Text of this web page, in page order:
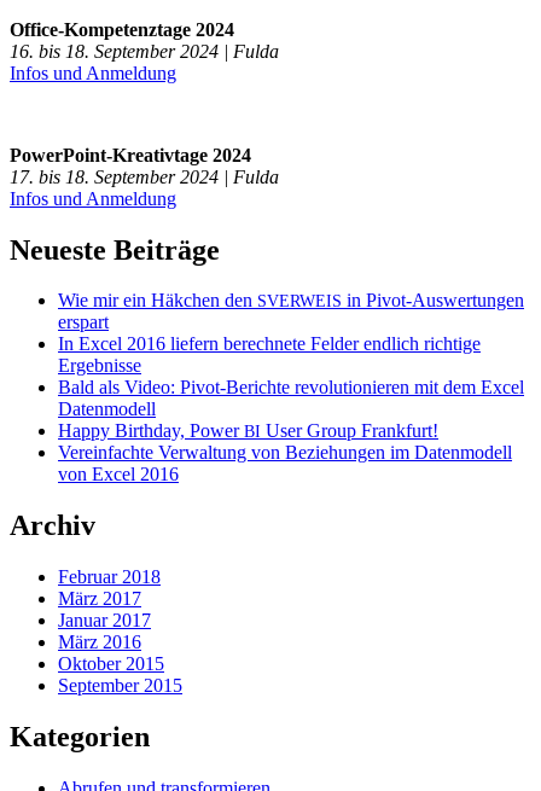
Office-Kompetenztage 2024
16. bis 18. September 2024 | Fulda
Infos und Anmeldung
PowerPoint-Kreativtage 2024
17. bis 18. September 2024 | Fulda
Infos und Anmeldung
Neueste Beiträge
Wie mir ein Häkchen den SVERWEIS in Pivot-Auswertungen
erspart
In Excel 2016 liefern berechnete Felder endlich richtige
Ergebnisse
Bald als Video: Pivot-Berichte revolutionieren mit dem Excel
Datenmodell
Happy Birthday, PowerBI User Group Frankfurt!
Vereinfachte Verwaltung von Beziehungen im Datenmodell
von Excel 2016
Archiv
Februar 2018
März 2017
Januar 2017
März 2016
Oktober 2015
September 2015
Kategorien